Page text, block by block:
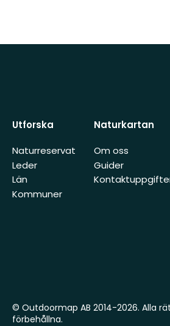
Utforska
Naturreservat
Leder
Län
Kommuner
Naturkartan
Om oss
Guider
© Outdoormap AB 2014-2026. Alla
förbehållna.